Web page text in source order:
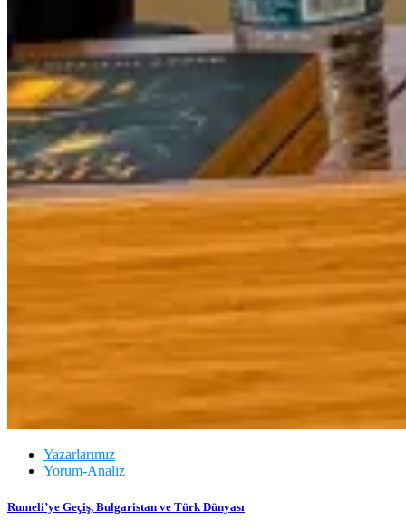
Yazarlarımız
Yorum-Analiz
Rumeli’ye Geçiş, Bulgaristan ve Türk Dünyası